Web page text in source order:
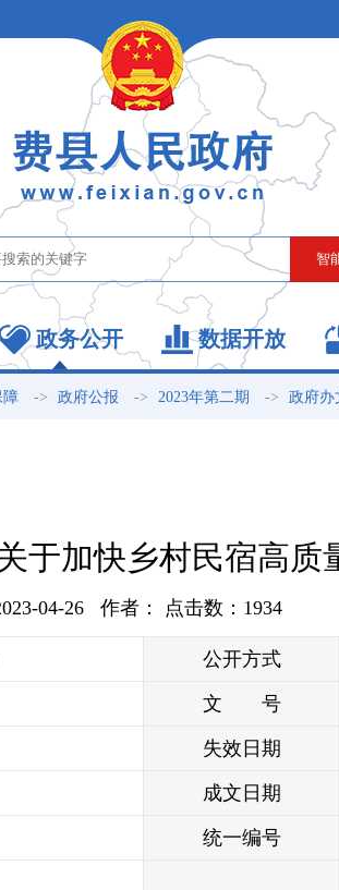
政务公开 数据开放
障 -> 政府公报 -> 2023年第二期 -> 政府办
于加快乡村民宿高质
04-26 作者： 点击数： 1934
公开方式
文 号
失效日期
成文日期
统一编号